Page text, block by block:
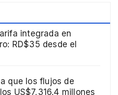
integrada en
RD$35 desde el
que los flujos de
US$7,316.4 millones